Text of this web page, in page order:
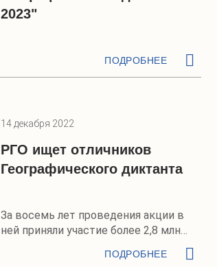
2023"
ПОДРОБНЕЕ
14 декабря 2022
РГО ищет отличников
Географического диктанта
За восемь лет проведения акции в
ней приняли участие более 2,8 млн
ПОДРОБНЕЕ